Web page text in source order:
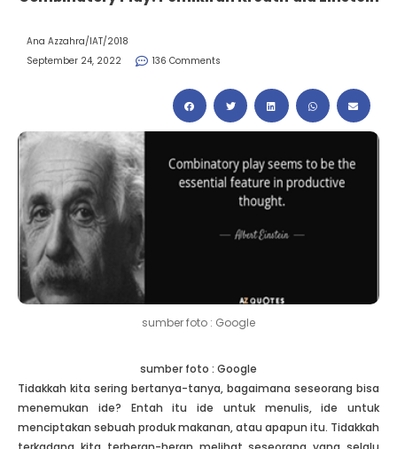
Ana Azzahra/IAT/2018
September 24, 2022
136 Comments
sumber foto : Google
sumber foto : Google
Tidakkah kita sering bertanya-tanya, bagaimana seseorang bisa
menemukan ide? Entah itu ide untuk menulis, ide untuk
menciptakan sebuah produk makanan, atau apapun itu. Tidakkah